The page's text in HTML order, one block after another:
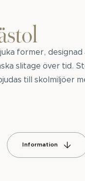
former, designad
slitage över tid.
till skolmiljöer
Information